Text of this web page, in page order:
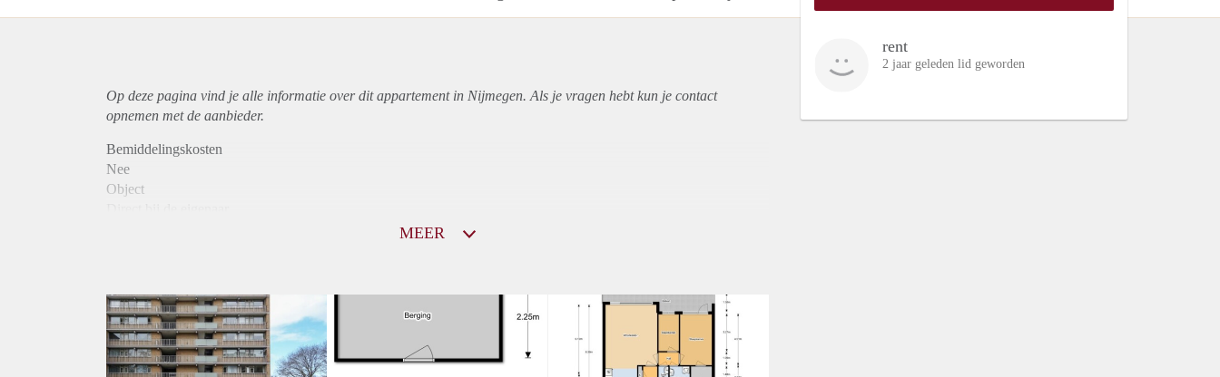
rent
2 jaar geleden lid geworden
Op deze pagina vind je alle informatie over ditappartementin Nijmegen. Als je vragen hebt kun je contact
opnemen met de aanbieder.
Bemiddelingskosten
Nee
Object
Huurtoeslag
Mogelijk
Inkomen eis
N.V.T.
MEER